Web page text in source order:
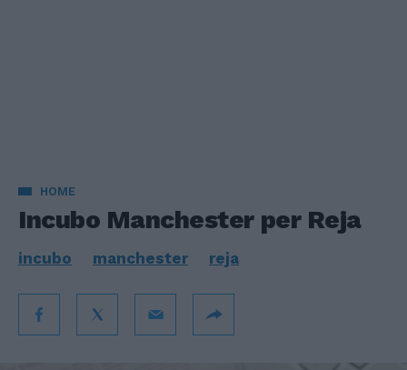
HOME
Incubo Manchester per Reja
incubo manchester reja